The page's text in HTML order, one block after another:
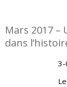
Mars 2017
dans
3-